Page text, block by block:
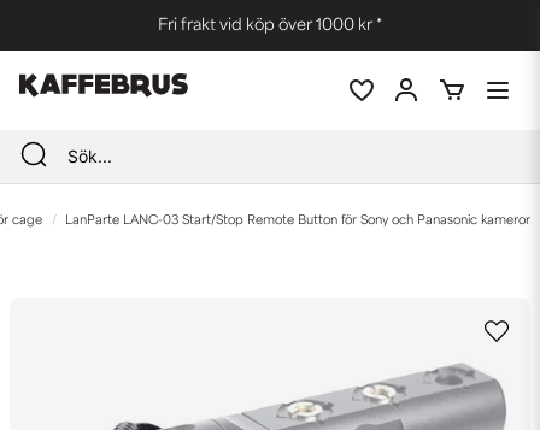
Fri frakt vid köp över 1000 kr *
cage LanParte LANC-03 Start/Stop Remote Button för Sony och Panasonic kameror